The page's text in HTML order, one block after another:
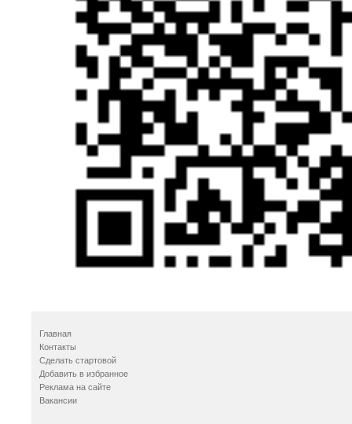
Главная
Контакты
Сделать стартовой
Добавить в избранное
Реклама на сайте
Вакансии